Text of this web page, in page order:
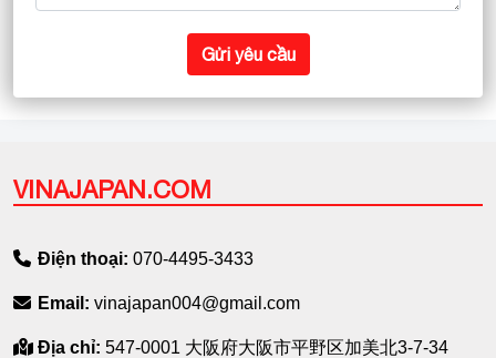
Gửi yêu cầu
VINAJAPAN.COM
Điện thoại: 070-4495-3433
Email: vinajapan004@gmail.com
Địa chỉ: 547-0001 大阪府大阪市平野区加美北3-7-34